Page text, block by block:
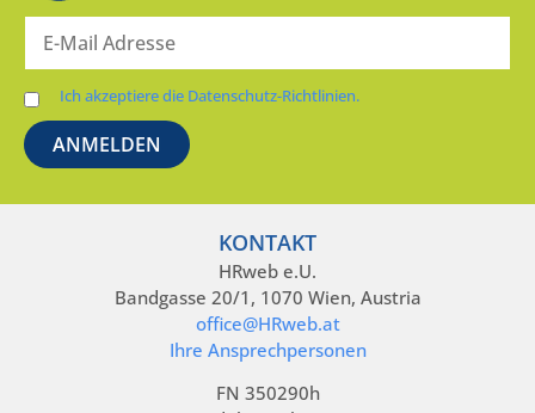
Ich akzeptiere die Datenschutz-Richtlinien.
KONTAKT
HRweb e.U.
Bandgasse 20/1, 1070 Wien, Austria
office@HRweb.at
Ihre Ansprechpersonen
FN 350290h